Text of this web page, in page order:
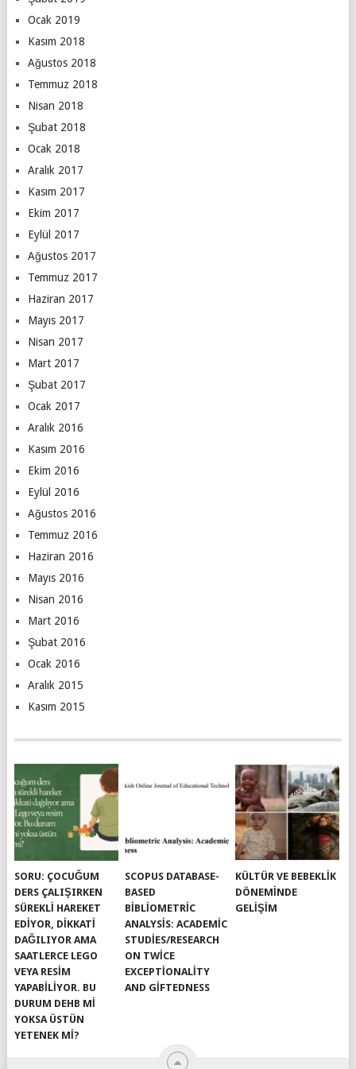
Ocak 2019
Kasım 2018
Ağustos 2018
Temmuz 2018
Nisan 2018
Şubat 2018
Ocak 2018
Aralık 2017
Kasım 2017
Ekim 2017
Eylül 2017
Ağustos 2017
Temmuz 2017
Haziran 2017
Mayıs 2017
Nisan 2017
Mart 2017
Şubat 2017
Ocak 2017
Aralık 2016
Kasım 2016
Ekim 2016
Eylül 2016
Ağustos 2016
Temmuz 2016
Haziran 2016
Mayıs 2016
Nisan 2016
Mart 2016
Şubat 2016
Ocak 2016
Aralık 2015
Kasım 2015
SORU: ÇOCUĞUM
DERS ÇALIŞIRKEN
SÜREKLI HAREKET
EDIYOR, DIKKATI
DAĞILIYOR AMA
SAATLERCE LEGO
VEYA RESIM
YAPABILIYOR. BU
DURUM DEHB MI
YOKSA ÜSTÜN
YETENEK MI?
SCOPUS DATABASE-
BASED
BIBLIOMETRIC
ANALYSIS: ACADEMIC
STUDIES/RESEARCH
ON TWICE
EXCEPTIONALITY
AND GIFTEDNESS
KÜLTÜR VE BEBEKLIK
DÖNEMINDE
GELIŞIM